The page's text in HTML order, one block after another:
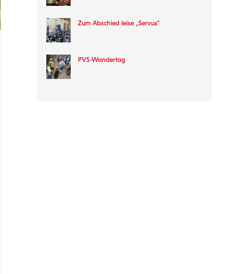
Zum Abschied leise „Servus“
PVS-Wandertag